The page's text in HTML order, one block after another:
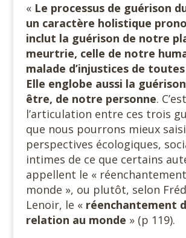
« Le processus de guérison
un caractère holistique
inclut la guérison de notre
meurtrie, celle de notre
malade d’injustices de
Elle englobe aussi la
être, de notre personne.
l’articulation entre ces trois
que nous pourrons mieux
perspectives écologiques,
intimes de ce que certains
appellent le «
monde », ou plutôt, selon
Lenoir, le « réenchantement
relation au monde » (p 119).